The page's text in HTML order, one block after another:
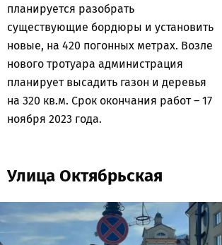
планируется разобрать
существующие бордюры и установить
новые, на 420 погонных метрах. Возле
нового тротуара администрация
планирует высадить газон и деревья
на 320 кв.м. Срок окончания работ – 17
ноября 2023 года.
Улица Октябрьская